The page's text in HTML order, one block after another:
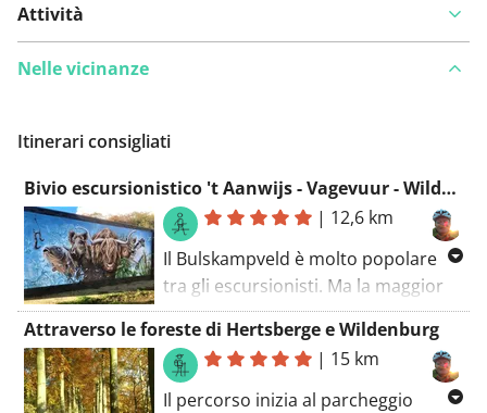
Attività
Nelle vicinanze
Itinerari consigliati
Bivio escursionistico 't Aanwijs - Vagevuur - Wildenburg
| 12,6 km
Il Bulskampveld è molto popolare
tra gli escursionisti. Ma la maggior
parte di loro non va oltre laparte
tra il parcheggio 't Aanwijs e il
castello.Questa escursione esplora
l'altro lato meno conosciuto e
Attraverso le foreste di Hertsberge e Wildenburg
| 15 km
Il percorso inizia al parcheggio